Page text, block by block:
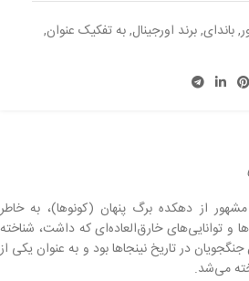
,باندای,برند اورجینال,به تفکیک عنوان,
از دهکده برگ پنهان (کونوها)، به خاطر
توانایی‌های خارق‌العاده‌ای که داشت، شناخته
در تاریخ نینجاها بود و به عنوان یکی از
می‌شد.